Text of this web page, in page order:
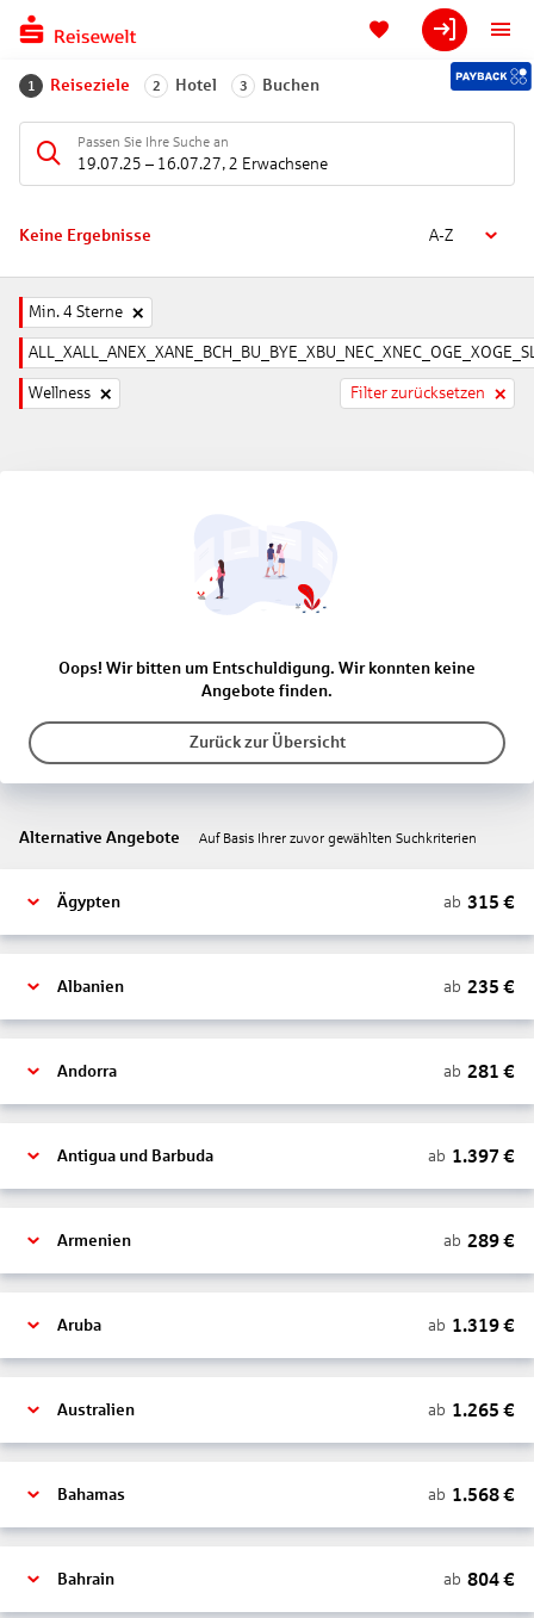
1 Reiseziele 2 Hotel 3 Buchen
Passen Sie Ihre Suche an
19.07.25 – 16.07.27, 2 Erwachsene
Keine Ergebnisse A-Z
Min. 4 Sterne
Wellness Filter zurücksetzen
Oops! Wir bitten um Entschuldigung. Wir konnten keine
Angebote finden.
Zurück zur Übersicht
Alternative Angebote Auf Basis Ihrer zuvor gewählten Suchkriterien
Ägypten ab 315 €
Albanien ab 235 €
Andorra ab 281 €
Antigua und Barbuda ab 1.397 €
Armenien ab 289€
Aruba ab 1.319€
Australien ab 1.265 €
Bahamas ab 1.568€
Bahrain ab 804€